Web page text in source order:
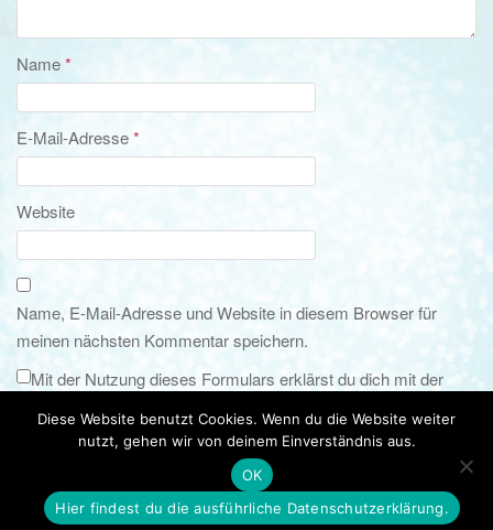
Name*
E-Mail-Adresse*
Website
Name, E-Mail-Adresse und Website in diesem Browser für
meinen nächsten Kommentar speichern.
Mit der Nutzung dieses Formulars erklärst du dich mit der
Website gemäß meinerDatenschutzerklärung
Diese Website benutzt Cookies. Wenn du die Website weiter
nutzt, gehen wir von deinem Einverständnis aus.
OK
Hier findest du die ausführliche Datenschutzerklärung.